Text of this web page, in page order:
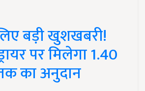
बड़ी खुशखबरी!
पर मिलेगा 1.40
का अनुदान